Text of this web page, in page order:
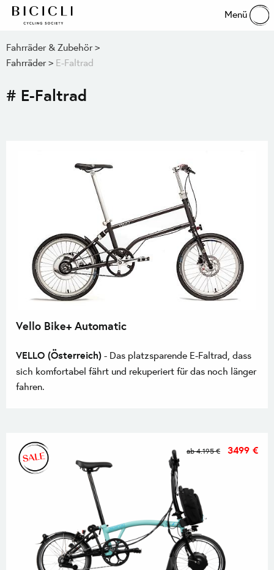
Menü
Fahrräder & Zubehör
Fahrräder
E-Faltrad
# E-Faltrad
Vello Bike+ Automatic
VELLO (Österreich)- Das platzsparende E-Faltrad, dass
sich komfortabel fährt und rekuperiert für das noch länger
fahren.
ab 4.195 € 3499 €